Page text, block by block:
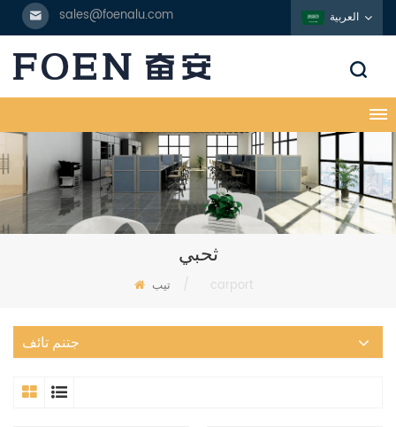
sales@foenalu.com العربية
ثحبي
تيب / carport
جتنم تائف